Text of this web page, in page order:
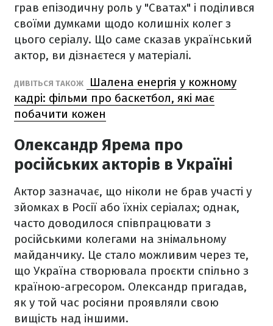
грав епізодичну роль у "Сватах" і поділився
своїми думками щодо колишніх колег з
цього серіалу. Що саме сказав український
актор, ви дізнаєтеся у матеріалі.
ДИВІТЬСЯ ТАКОЖ
Шалена енергія у кожному
кадрі: фільми про баскетбол, які має
побачити кожен
Олександр Ярема про
російських акторів в Україні
Актор зазначає, що ніколи не брав участі у
зйомках в Росії або їхніх серіалах; однак,
часто доводилося співпрацювати з
російськими колегами на знімальному
майданчику. Це стало можливим через те,
що Україна створювала проєкти спільно з
країною-агресором. Олександр пригадав,
як у той час росіяни проявляли свою
вищість над іншими.